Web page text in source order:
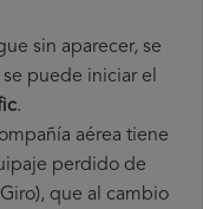
sin aparecer, se
puede iniciar el
.
aérea tiene
perdido de
que al cambio